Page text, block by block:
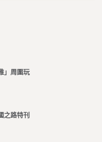
」周圍玩
之路特刊